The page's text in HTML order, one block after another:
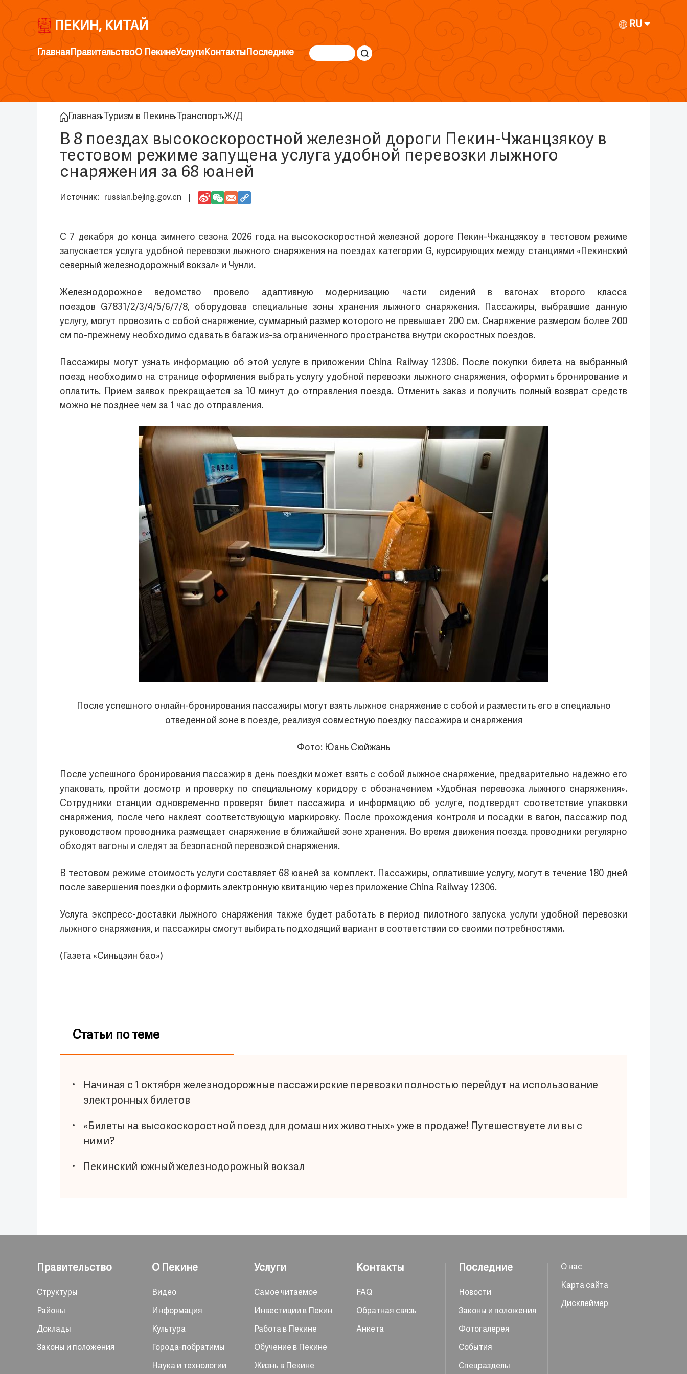
ПЕКИН, КИТАЙ RU
ГлавнаяПравительствоО ПекинеУслугиКонтактыПоследние
Главная Туризм в Пекине Транспорт Ж/Д
В 8 поездах высокоскоростной железной дороги Пекин-Чжанцзякоу в
тестовом режиме запущена услуга удобной перевозки лыжного
снаряжения за 68 юаней
russian.bejing.gov.cn
С 7 декабря до конца зимнего сезона 2026 года на высокоскоростной железной дороге Пекин-Чжанцзякоу в тестовом режиме
запускается услуга удобной перевозки лыжного снаряжения на поездах категории G, курсирующих между станциями «Пекинский
северный железнодорожный вокзал» и Чунли.
Железнодорожное ведомство провело адаптивную модернизацию части сидений в вагонах второго класса
поездов G7831/2/3/4/5/6/7/8, оборудовав специальные зоны хранения лыжного снаряжения. Пассажиры, выбравшие данную
услугу, могут провозить с собой снаряжение, суммарный размер которого не превышает 200 см. Снаряжение размером более 200
см по-прежнему необходимо сдавать в багаж из-за ограниченного пространства внутри скоростных поездов.
Пассажиры могут узнать информацию об этой услуге в приложении China Railway 12306. После покупки билета на выбранный
поезд необходимо на странице оформления выбрать услугу удобной перевозки лыжного снаряжения, оформить бронирование и
оплатить. Прием заявок прекращается за 10 минут до отправления поезда. Отменить заказ и получить полный возврат средств
можно не позднее чем за 1 час до отправления.
После успешного онлайн-бронирования пассажиры могут взять лыжное снаряжение с собой и разместить его в специально
отведенной зоне в поезде, реализуя совместную поездку пассажира и снаряжения
Фото: Юань Сюйжань
После успешного бронирования пассажир в день поездки может взять с собой лыжное снаряжение, предварительно надежно его
упаковать, пройти досмотр и проверку по специальному коридору с обозначением «Удобная перевозка лыжного снаряжения».
Сотрудники станции одновременно проверят билет пассажира и информацию об услуге, подтвердят соответствие упаковки
снаряжения, после чего наклеят соответствующую маркировку. После прохождения контроля и посадки в вагон, пассажир под
руководством проводника размещает снаряжение в ближайшей зоне хранения. Во время движения поезда проводники регулярно
обходят вагоны и следят за безопасной перевозкой снаряжения.
В тестовом режиме стоимость услуги составляет 68 юаней за комплект. Пассажиры, оплатившие услугу, могут в течение 180 дней
после завершения поездки оформить электронную квитанцию через приложение China Railway 12306.
Услуга экспресс-доставки лыжного снаряжения также будет работать в период пилотного запуска услуги удобной перевозки
лыжного снаряжения, и пассажиры смогут выбирать подходящий вариант в соответствии со своими потребностями.
(Газета «Синьцзин бао»)
Статьи по теме
Начиная с 1 октября железнодорожные пассажирские перевозки полностью перейдут на использование
электронных билетов
«Билеты на высокоскоростной поезд для домашних животных» уже в продаже! Путешествуете ли вы с
ними?
Пекинский южный железнодорожный вокзал
Правительство
Структуры
Районы
Доклады
Законы и положения
О Пекине
Видео
Информация
Культура
Города-побратимы
Наука и технологии
Услуги
Самое читаемое
Инвестиции в Пекин
Работа в Пекине
Обучение в Пекине
Жизнь в Пекине
Контакты
FAQ
Обратная связь
Анкета
Последние
Новости
Законы и положения
Фотогалерея
События
Спецразделы
О нас
Карта сайта
Дисклеймер